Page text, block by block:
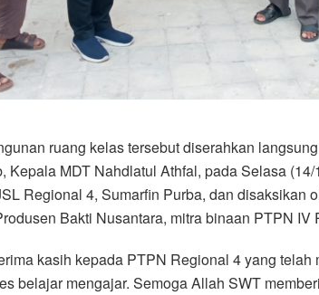
ruang kelas tersebut diserahkan
Kepala MDT Nahdlatul Athfal, pada Selasa
Regional 4, Sumarfin Purba, dan disaksikan
Bakti Nusantara, mitra binaan PTPN IV
kasih kepada PTPN Regional 4 yang
belajar mengajar. Semoga Allah SWT